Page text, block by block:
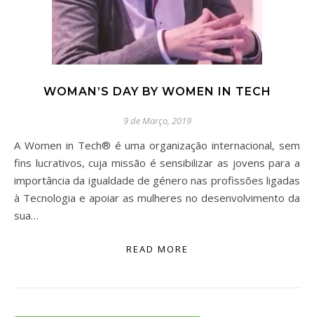
WOMAN’S DAY BY WOMEN IN TECH
9 de Março, 2019
A Women in Tech® é uma organização internacional, sem
fins lucrativos, cuja missão é sensibilizar as jovens para a
importância da igualdade de género nas profissões ligadas
à Tecnologia e apoiar as mulheres no desenvolvimento da
sua…
READ MORE